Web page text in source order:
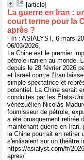
[article]
La guerre en Iran :
court terme pour la
après ?
- In : ASIALYST, 6 mars
06/03/2026,
La Chine est le premier
pétrole iranien au monde.
depuis le 28 février 2026
et Israël contre l’Iran
simple spectatrice et
potentiel. La Chine serait
conduites par les États-
vénézuélien Nicolás
fournisseur de pétrole,
a été brusquement retirée
maintenant guerre en
la Chine pourrait en
s'enlisaient sur un théâtre
https://asialyst.com/fr/
apres/